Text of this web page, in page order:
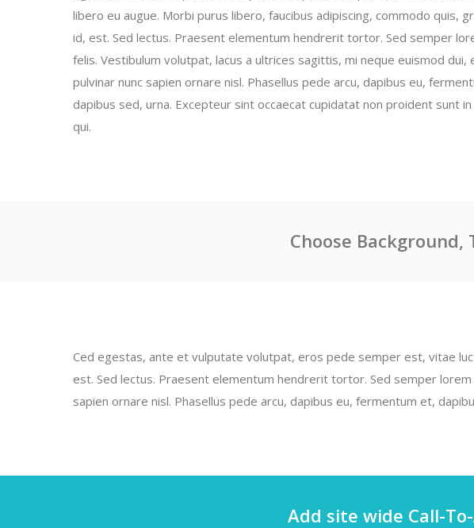
libero eu augue. Morbi purus libero, faucibus adipiscing, commodo quis,
id, est. Sed lectus. Praesent elementum hendrerit tortor. Sed semper
felis. Vestibulum volutpat, lacus a ultrices sagittis, mi neque euismod dui,
pulvinar nunc sapien ornare nisl. Phasellus pede arcu, dapibus eu,
dapibus sed, urna. Excepteur sint occaecat cupidatat non proident sunt in
qui.
Choose
Ced egestas, ante et vulputate volutpat, eros pede semper est, vitae
est. Sed lectus. Praesent elementum hendrerit tortor. Sed semper
sapien ornare nisl. Phasellus pede arcu, dapibus eu, fermentum et,
Add site wide Call-